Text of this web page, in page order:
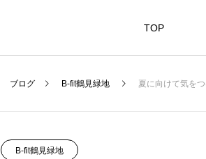
TOP
ブログ B-fit鶴見緑地 夏に向けて気を
B-fit鶴見緑地